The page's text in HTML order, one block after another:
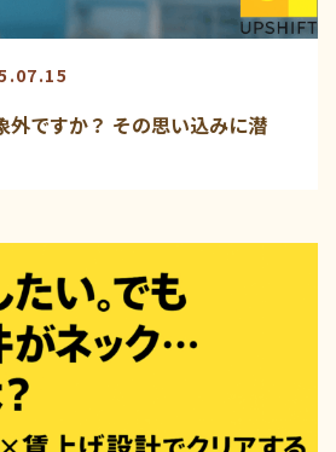
外ですか？ その思い込みに潜